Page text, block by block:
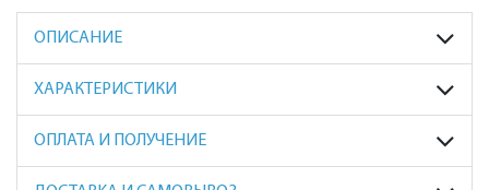
ОПИСАНИЕ
ХАРАКТЕРИСТИКИ
ОПЛАТА И ПОЛУЧЕНИЕ